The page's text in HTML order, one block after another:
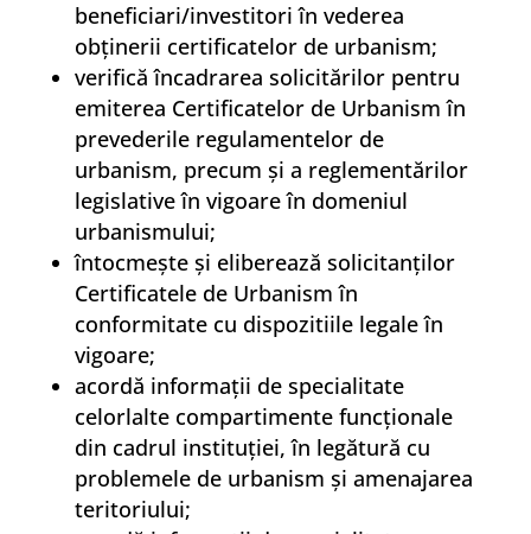
beneficiari/investitori în vederea
obţinerii certificatelor de urbanism;
verifică încadrarea solicitărilor pentru
emiterea Certificatelor de Urbanism în
prevederile regulamentelor de
urbanism, precum şi a reglementărilor
legislative în vigoare în domeniul
urbanismului;
întocmeşte şi eliberează solicitanţilor
Certificatele de Urbanism în
conformitate cu dispozitiile legale în
vigoare;
acordă informaţii de specialitate
celorlalte compartimente funcţionale
din cadrul instituţiei, în legătură cu
problemele de urbanism şi amenajarea
teritoriului;